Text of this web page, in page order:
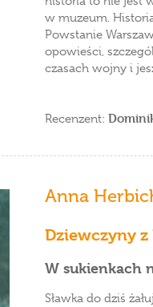
w muzeum.
Powstanie
opowieści,
czasach wojny i
Recenzent:
Anna
Dziewczyny z
W sukienkach
Sławka do dziś